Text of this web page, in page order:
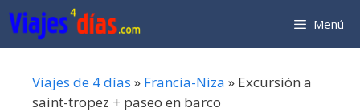
Saltar
al
contenido
Menú
Viajes de 4 días » Francia-Niza » Excursión a
saint-tropez + paseo en barco